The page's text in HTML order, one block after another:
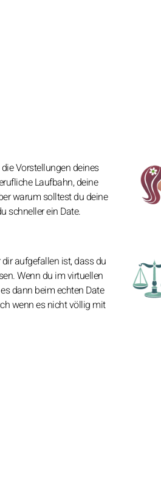
Vorstellungen deines
Laufbahn, deine
warum solltest du deine
schneller ein Date.
aufgefallen ist, dass du
Wenn du im virtuellen
dann beim echten Date
wenn es nicht völlig mit